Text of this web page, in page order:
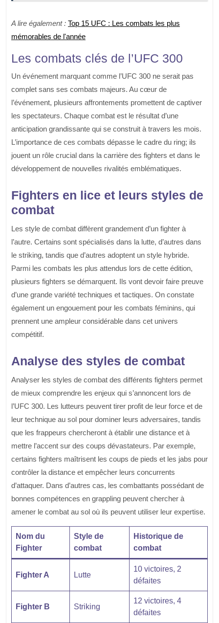
A lire également : Top 15 UFC : Les combats les plus
mémorables de l'année
Les combats clés de l’UFC 300
Un événement marquant comme l’UFC 300 ne serait pas
complet sans ses combats majeurs. Au cœur de
l’événement, plusieurs affrontements promettent de captiver
les spectateurs. Chaque combat est le résultat d’une
anticipation grandissante qui se construit à travers les mois.
L’importance de ces combats dépasse le cadre du ring; ils
jouent un rôle crucial dans la carrière des fighters et dans le
développement de nouvelles rivalités emblématiques.
Fighters en lice et leurs styles de
combat
Les style de combat diffèrent grandement d’un fighter à
l’autre. Certains sont spécialisés dans la lutte, d’autres dans
le striking, tandis que d’autres adoptent un style hybride.
Parmi les combats les plus attendus lors de cette édition,
plusieurs fighters se démarquent. Ils vont devoir faire preuve
d’une grande variété techniques et tactiques. On constate
également un engouement pour les combats féminins, qui
prennent une ampleur considérable dans cet univers
compétitif.
Analyse des styles de combat
Analyser les styles de combat des différents fighters permet
de mieux comprendre les enjeux qui s’annoncent lors de
l’UFC 300. Les lutteurs peuvent tirer profit de leur force et de
leur technique au sol pour dominer leurs adversaires, tandis
que les frappeurs chercheront à établir une distance et à
mettre l’accent sur des coups dévastateurs. Par exemple,
certains fighters maîtrisent les coups de pieds et les jabs pour
contrôler la distance et empêcher leurs concurrents
d’attaquer. Dans d’autres cas, les combattants possédant de
bonnes compétences en grappling peuvent chercher à
amener le combat au sol où ils peuvent utiliser leur expertise.
Nom du
Fighter
Style de
combat
Historique de
combat
Fighter A Lutte
10 victoires, 2
défaites
Fighter B Striking
12 victoires, 4
défaites